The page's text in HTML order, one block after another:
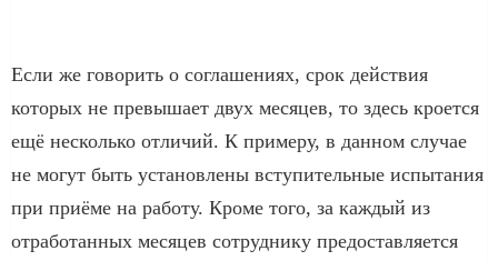
Если же говорить о соглашениях, срок действия
которых не превышает двух месяцев, то здесь кроется
ещё несколько отличий. К примеру, в данном случае
не могут быть установлены вступительные испытания
при приёме на работу. Кроме того, за каждый из
отработанных месяцев сотруднику предоставляется